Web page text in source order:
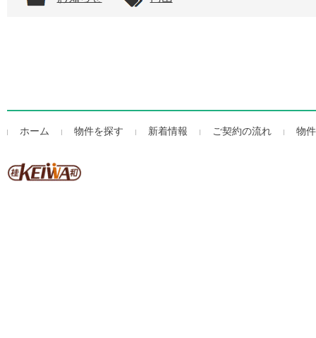
ホーム 物件を探す 新着情報 ご契約の流れ 物